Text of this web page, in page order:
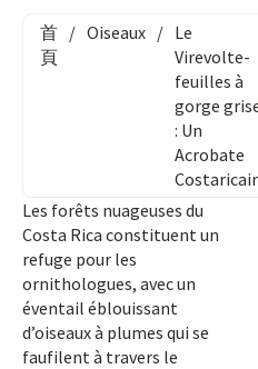
首
頁
/ Oiseaux / Le
Virevolte-
feuilles à
gorge
: Un
Acrobate
Les forêts nuageuses du
Costa Rica constituent un
refuge pour les
ornithologues, avec un
éventail éblouissant
d’oiseaux à plumes qui se
faufilent à travers le